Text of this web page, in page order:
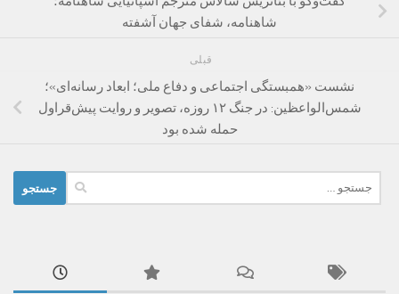
شاهنامه، شفای جهان آشفته
قبلی
نشست‌ «همبستگی اجتماعی و دفاع ملی؛ ابعاد رسانه‌ای»؛
شمس‌الواعظین: در جنگ ۱۲ روزه، تصویر و روایت پیش‌قراول
حمله شده بود
برای: